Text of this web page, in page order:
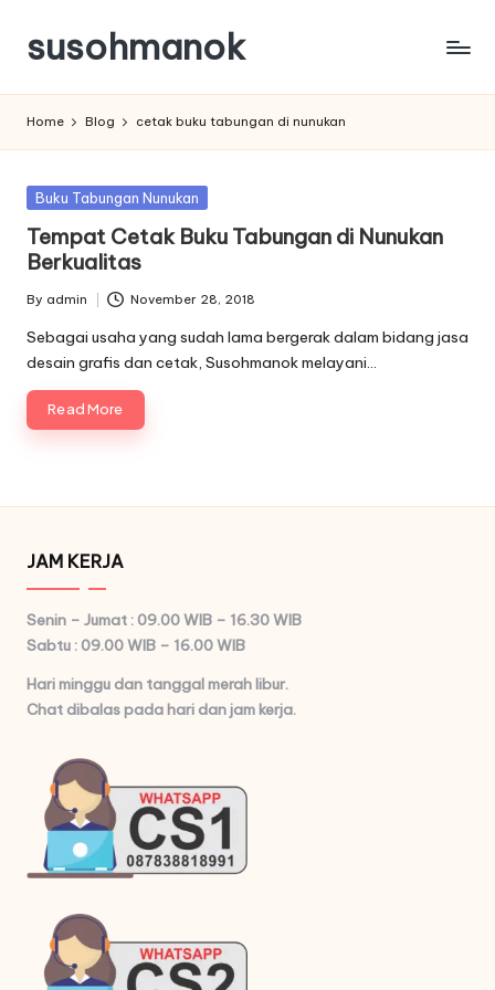
Skip
content
susohmanok
Home Blog cetak buku tabungan di nunukan
Posted
Buku Tabungan Nunukan
Tempat Cetak Buku Tabungan di Nunukan
Berkualitas
Posted
by
By admin November 28, 2018
Sebagai usaha yang sudah lama bergerak dalam bidang jasa
desain grafis dan cetak, Susohmanok melayani…
Read More
JAM KERJA
Senin – Jumat : 09.00 WIB – 16.30 WIB
Sabtu : 09.00 WIB – 16.00 WIB
Hari minggu dan tanggal merah libur.
Chat dibalas pada hari dan jam kerja.